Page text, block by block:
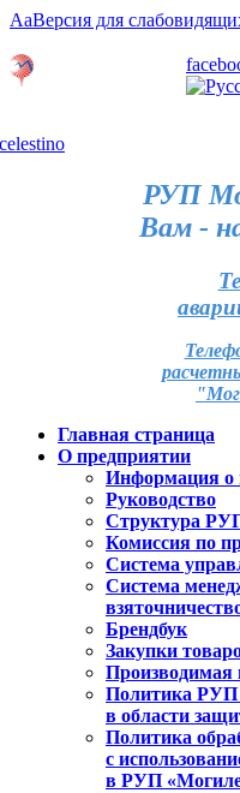
AaВерсия для
РУП
Вам -
Главная страница
О предприятии
Информация о
Руководство
Структура
Комиссия по
Система
Система
Брендбук
Закупки
Производимая
Политика РУП
в области
Политика
с
в РУП